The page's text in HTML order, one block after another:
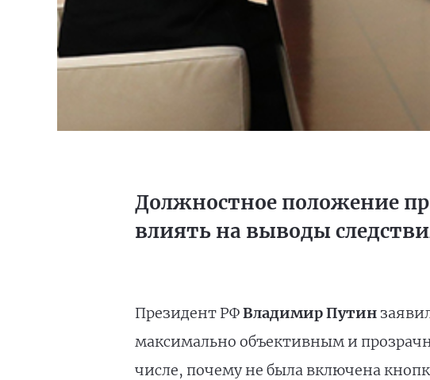
Должностное положение
влиять на выводы
Президент РФВладимир Путин
максимально объективным и
числе, почему не была включена